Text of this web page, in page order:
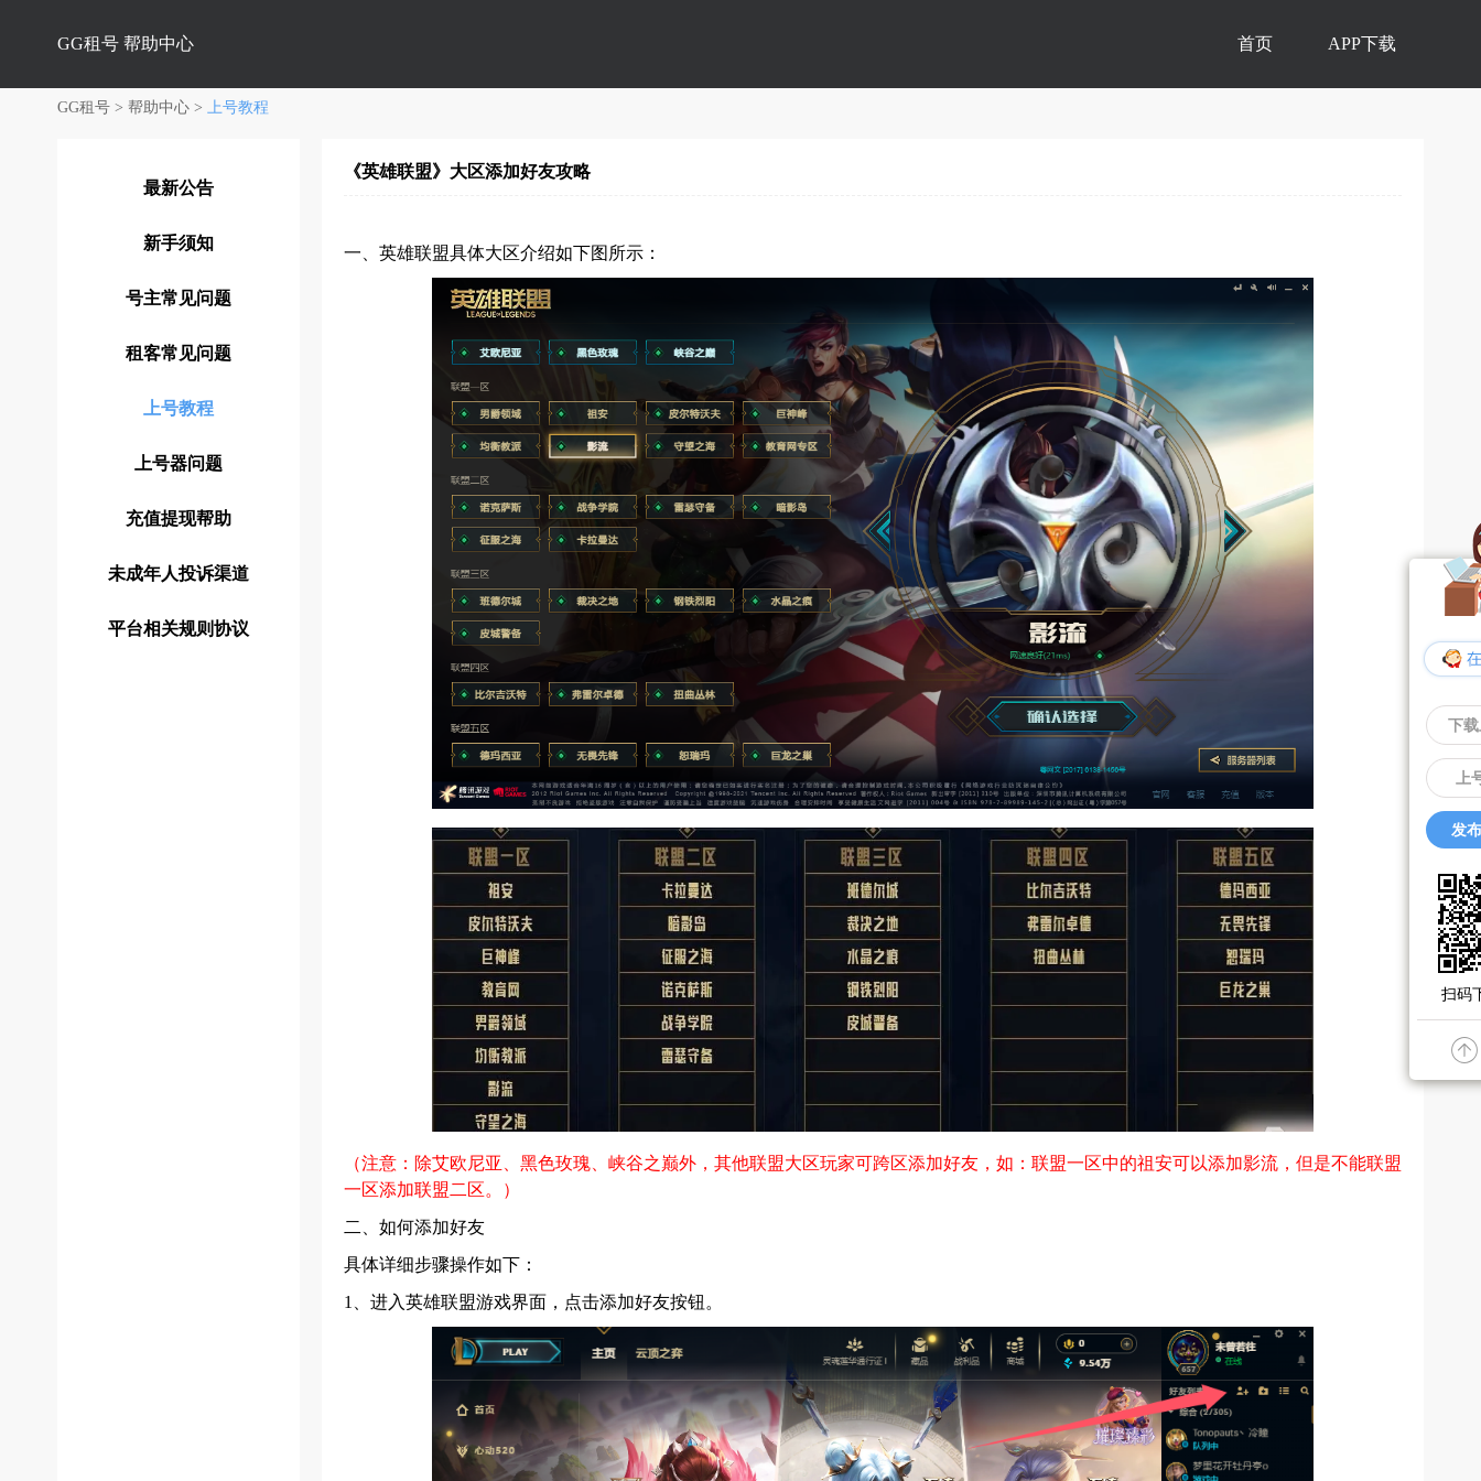
GG租号 帮助中心 首页 APP下载
GG租号 > 帮助中心 > 上号教程
最新公告
新手须知
号主常见问题
租客常见问题
上号教程
上号器问题
充值提现帮助
未成年人投诉渠道
平台相关规则协议
《英雄联盟》大区添加好友攻略
一、英雄联盟具体大区介绍如下图所示：
（注意：除艾欧尼亚、黑色玫瑰、峡谷之巅外，其他联盟大区玩家可跨区添加好友，如：联盟一区中的祖安可以添加影流，但是不能联盟
一区添加联盟二区。）
二、如何添加好友
具体详细步骤操作如下：
1、进入英雄联盟游戏界面，点击添加好友按钮。
下
上
发
扫码